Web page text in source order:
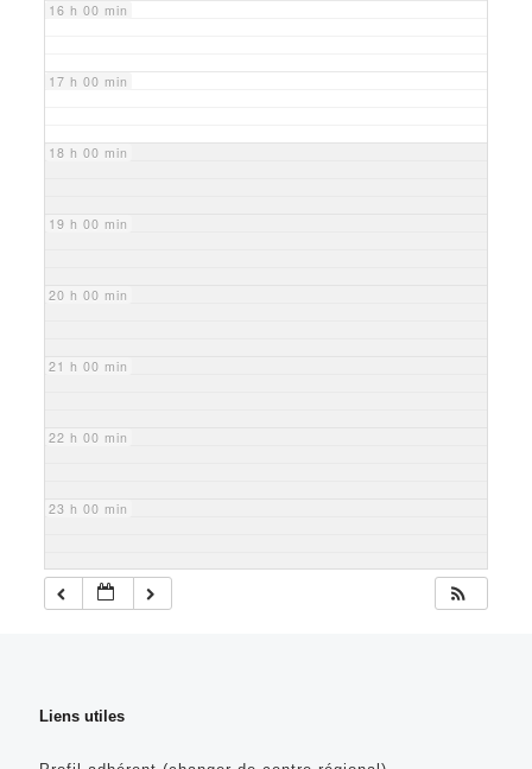
16 h 00 min
17 h 00 min
18 h 00 min
19 h 00 min
20 h 00 min
21 h 00 min
22 h 00 min
23 h 00 min
Liens utiles